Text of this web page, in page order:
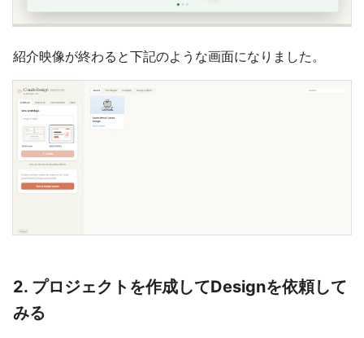
紹介映像が終わると下記のような画面になりました。
2. プロジェクトを作成してDesignを依頼して
みる